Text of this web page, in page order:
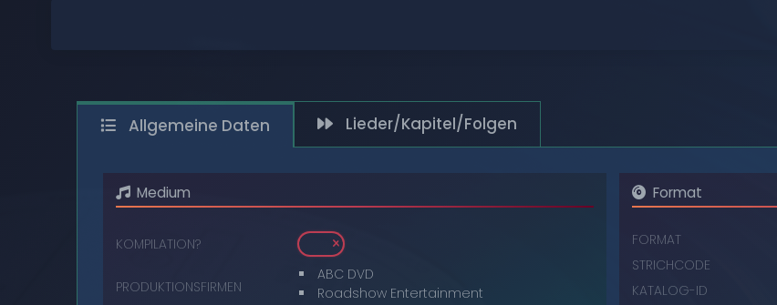
VIDEOKASSETTEN
SCHALLPLATTEN Durchstöbern
Allgemeine Daten
Medium
KOMPILATION?
PRODUKTIONSFIRMEN
ABC DVD
Roadshow Entertainment
Format
FORMAT
STRICHCODE
KATALOG-ID
Lieder/Kapitel/Folgen